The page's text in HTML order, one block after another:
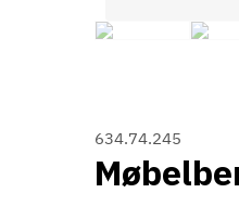
634.74.245